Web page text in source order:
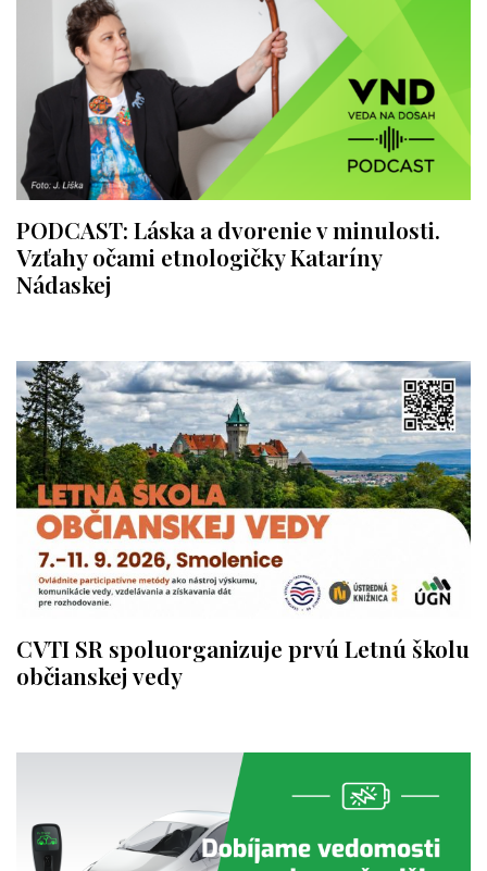
PODCAST: Láska a dvorenie v minulosti.
Vzťahy očami etnologičky Kataríny
Nádaskej
CVTI SR spoluorganizuje prvú Letnú školu
občianskej vedy